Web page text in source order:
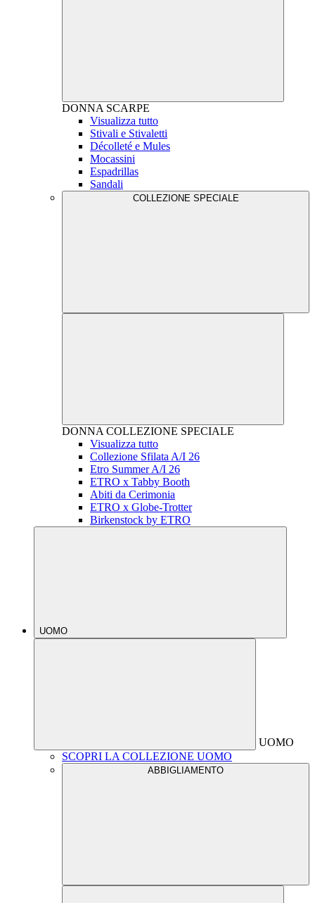
DONNA SCARPE
Visualizza tutto
Stivali e Stivaletti
Décolleté e Mules
Mocassini
Espadrillas
Sandali
COLLEZIONE SPECIALE
DONNA COLLEZIONE SPECIALE
Visualizza tutto
Collezione Sfilata A/I 26
Etro Summer A/I 26
ETRO x Tabby Booth
Abiti da Cerimonia
ETRO x Globe-Trotter
Birkenstock by ETRO
UOMO
UOMO
SCOPRI LA COLLEZIONE UOMO
ABBIGLIAMENTO